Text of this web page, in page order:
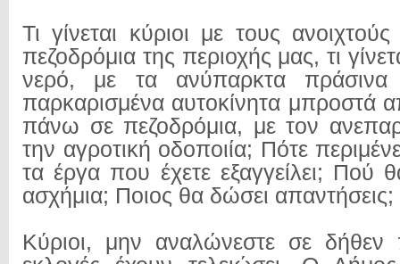
Τι γίνεται κύριοι με τους
πεζοδρόμια της περιοχής μας, τι
νερό, με τα ανύπαρκτα
παρκαρισμένα αυτοκίνητα μπροστά
πάνω σε πεζοδρόμια, με τον
την αγροτική οδοποιία; Πότε
τα έργα που έχετε εξαγγείλει; Πού
ασχήμια; Ποιος θα δώσει απαντήσεις;
Κύριοι, μην αναλώνεστε σε δήθεν